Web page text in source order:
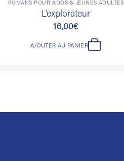
ROMANS POUR ADOS & JEUNES ADULTES
L’explorateur
16,00€
AJOUTER AU PANIER